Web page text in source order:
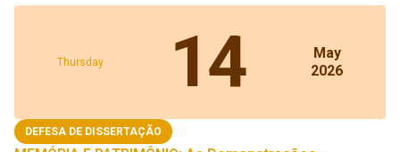
Thursday 14
May
2026
DEFESA DE DISSERTAÇÃO